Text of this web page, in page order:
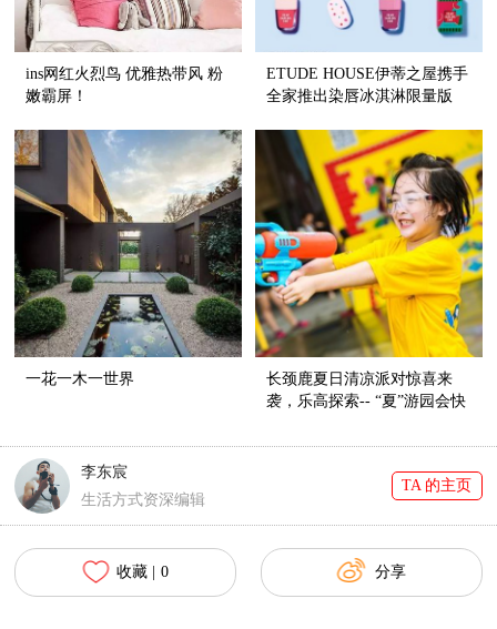
ins网红火烈鸟 优雅热带风 粉
嫩霸屏！
ETUDE HOUSE伊蒂之屋携手
全家推出染唇冰淇淋限量版
一花一木一世界
长颈鹿夏日清凉派对惊喜来
袭，乐高探索-- “夏”游园会快
李东宸
生活方式资深编辑
TA 的主页
收藏 | 0 分享